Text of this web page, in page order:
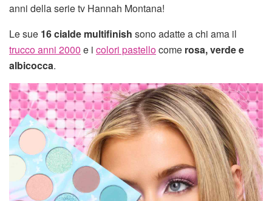
anni della serie tv Hannah Montana!
Le sue 16 cialde multifinish sono adatte a chi ama il
trucco anni 2000 e i colori pastellocome rosa, verde e
albicocca.